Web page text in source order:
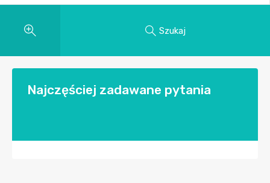
Szukaj
Najczęściej zadawane pytania